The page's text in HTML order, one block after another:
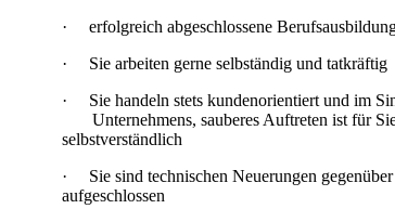
· erfolgreich abgeschlossene
· Sie arbeiten gerne selbständig und tatkräftig
· Sie handeln stets kundenorientiert und im
Unternehmens, sauberes Auftreten ist für
selbstverständlich
· Sie sind technischen Neuerungen gegenüber
aufgeschlossen